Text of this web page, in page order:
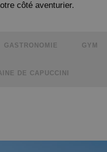
côté aventurier.
GASTRONOMIE GYM
DE CAPUCCINI